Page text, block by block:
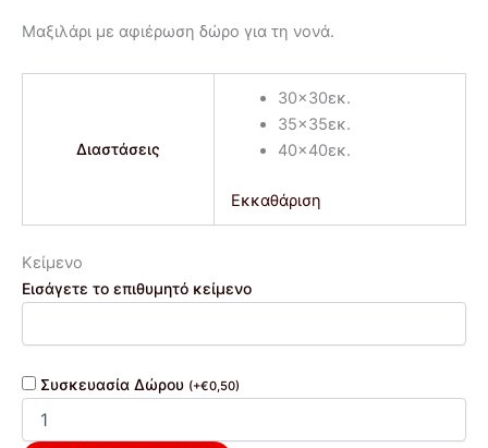
Μαξιλάρι με αφιέρωση δώρο για τη νονά.
Διαστάσεις
30x30εκ.
35x35εκ.
40x40εκ.
Εκκαθάριση
Κείμενο
Εισάγετε το επιθυμητό κείμενο
Συσκευασία Δώρου (+€0,50)
του
προϊόντος